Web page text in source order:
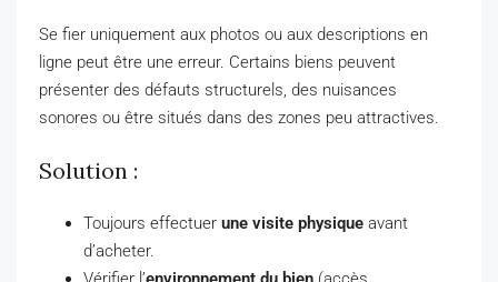
Se fier uniquement aux photos ou aux descriptions en
ligne peut être une erreur. Certains biens peuvent
présenter des défauts structurels, des nuisances
sonores ou être situés dans des zones peu attractives.
Solution :
Toujours effectuer une visite physique avant
d’acheter.